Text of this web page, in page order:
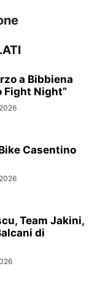
a Bibbiena
Fight Night”
Casentino
Team Jakini,
di